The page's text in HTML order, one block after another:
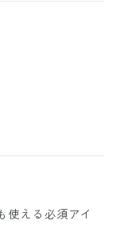
使える必須アイ